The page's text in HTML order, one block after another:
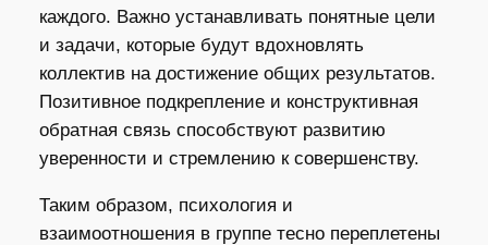
каждого. Важно устанавливать понятные цели
и задачи, которые будут вдохновлять
коллектив на достижение общих результатов.
Позитивное подкрепление и конструктивная
обратная связь способствуют развитию
уверенности и стремлению к совершенству.
Таким образом, психология и
взаимоотношения в группе тесно переплетены